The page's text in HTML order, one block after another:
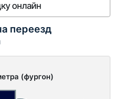
онлайн
переезд
(фургон)